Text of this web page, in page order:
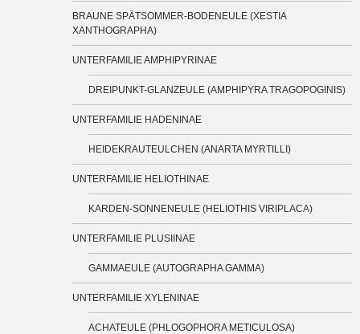
BRAUNE SPÄTSOMMER-BODENEULE (XESTIA
XANTHOGRAPHA)
UNTERFAMILIE AMPHIPYRINAE
DREIPUNKT-GLANZEULE (AMPHIPYRA TRAGOPOGINIS)
UNTERFAMILIE HADENINAE
HEIDEKRAUTEULCHEN (ANARTA MYRTILLI)
UNTERFAMILIE HELIOTHINAE
KARDEN-SONNENEULE (HELIOTHIS VIRIPLACA)
UNTERFAMILIE PLUSIINAE
GAMMAEULE (AUTOGRAPHA GAMMA)
UNTERFAMILIE XYLENINAE
ACHATEULE (PHLOGOPHORA METICULOSA)